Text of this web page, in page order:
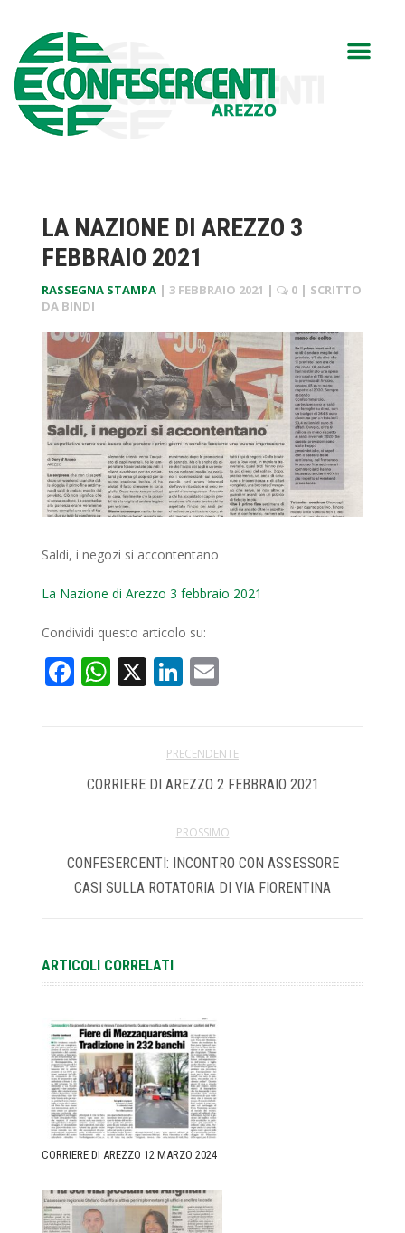
LA NAZIONE DI AREZZO 3
FEBBRAIO 2021
RASSEGNA STAMPA | 3 FEBBRAIO 2021 | 0 | SCRITTO
DA BINDI
Saldi, i negozi si accontentano
La Nazione di Arezzo 3 febbraio 2021
Condividi questo articolo su:
Facebook
WhatsApp
X LinkedIn
PRECENDENTE
CORRIERE DI AREZZO 2 FEBBRAIO 2021
PROSSIMO
CONFESERCENTI: INCONTRO CON ASSESSORE
CASI SULLA ROTATORIA DI VIA FIORENTINA
ARTICOLI CORRELATI
CORRIERE DI AREZZO 12 MARZO 2024